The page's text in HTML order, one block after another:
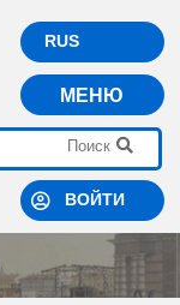
RUS
МЕНЮ
ВОЙТИ